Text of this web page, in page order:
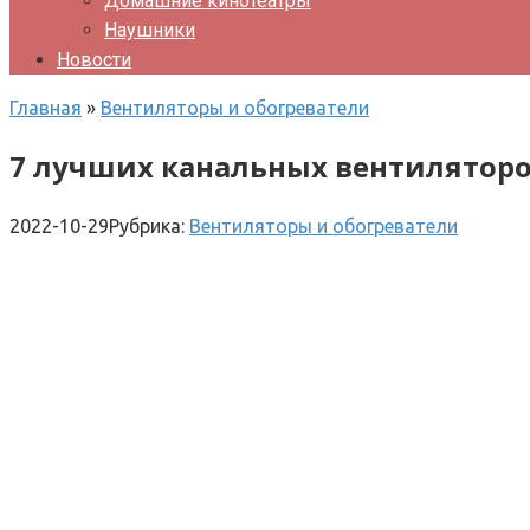
Наушники
Новости
Главная » Вентиляторы и обогреватели
7 лучших канальных
2022-10-29Рубрика: Вентиляторы и обогреватели